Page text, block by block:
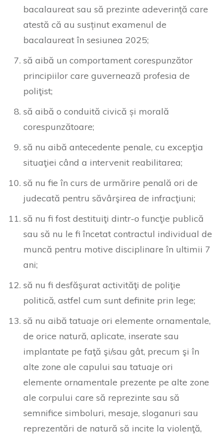
bacalaureat sau să prezinte adeverință care
atestă că au susținut examenul de
bacalaureat în sesiunea 2025;
să aibă un comportament corespunzător
principiilor care guvernează profesia de
poliţist;
să aibă o conduită civică și morală
corespunzătoare;
să nu aibă antecedente penale, cu excepţia
situaţiei când a intervenit reabilitarea;
să nu fie în curs de urmărire penală ori de
judecată pentru săvârşirea de infracţiuni;
să nu fi fost destituiţi dintr-o funcţie publică
sau să nu le fi încetat contractul individual de
muncă pentru motive disciplinare în ultimii 7
ani;
să nu fi desfăşurat activităţi de poliţie
politică, astfel cum sunt definite prin lege;
să nu aibă tatuaje ori elemente ornamentale,
de orice natură, aplicate, inserate sau
implantate pe faţă şi/sau gât, precum şi în
alte zone ale capului sau tatuaje ori
elemente ornamentale prezente pe alte zone
ale corpului care să reprezinte sau să
semnifice simboluri, mesaje, sloganuri sau
reprezentări de natură să incite la violenţă,